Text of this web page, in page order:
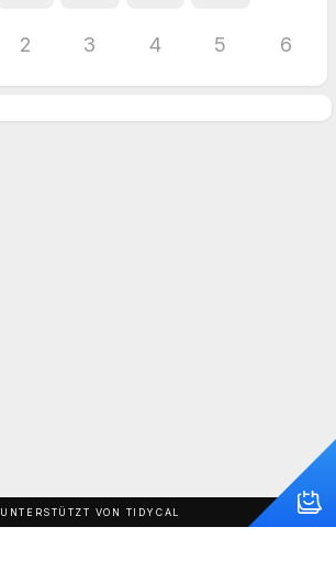
2 3 4 5 6
UNTERSTÜTZT VON TIDYCAL